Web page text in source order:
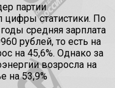
партии
статистики. По
средняя зарплата
рублей, то есть на
на 45,6%. Однако за
возросла на
на 53,9%